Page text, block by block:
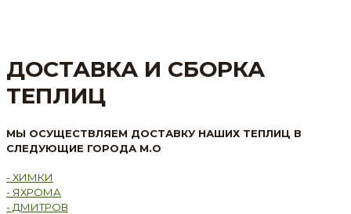
ДОСТАВКА И СБОРКА
ТЕПЛИЦ
МЫ ОСУЩЕСТВЛЯЕМ ДОСТАВКУ НАШИХ ТЕПЛИЦ В
СЛЕДУЮЩИЕ ГОРОДА М.О
- ХИМКИ
- ЯХРОМА
- ДМИТРОВ